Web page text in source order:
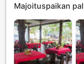
Majoituspaikan